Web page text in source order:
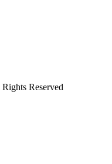
Reserved